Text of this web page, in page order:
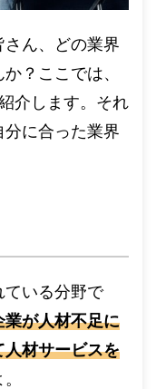
ん、どの業界
？ここでは、
介します。それ
に合った業界
ている分野で
業が人材不足に
材サービスを